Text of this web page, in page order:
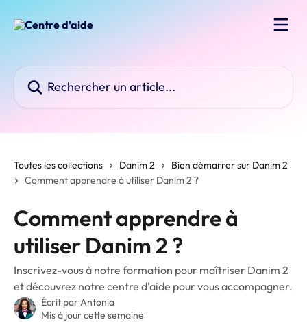
Toutes les collections Danim 2
Bien démarrer sur Danim 2
Comment apprendre à utiliser Danim 2 ?
Comment apprendre à
utiliser Danim 2 ?
Inscrivez-vous à notre formation pour maîtriser Danim 2
et découvrez notre centre d'aide pour vous accompagner.
Écrit parAntonia
Mis à jour cette semaine